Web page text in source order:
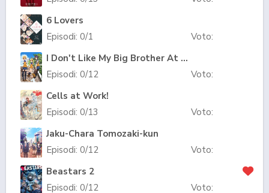
6 Lovers
Voto:
Episodi: 0/1
I Don't Like My Big Brother At All!
Voto:
Episodi: 0/12
Cells at Work!
Voto:
Episodi: 0/13
Jaku-Chara Tomozaki-kun
Voto:
Episodi: 0/12
Beastars 2
Voto:
Episodi: 0/12